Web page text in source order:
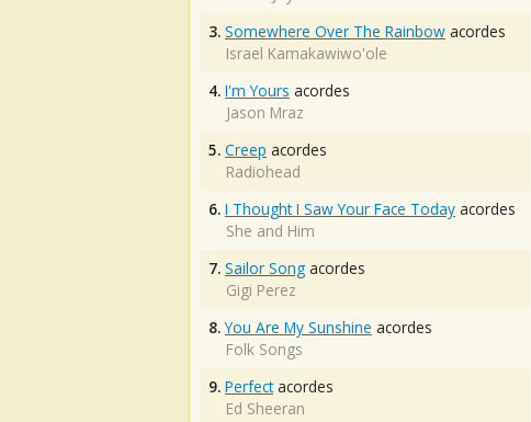
3. Somewhere Over The Rainbow acordes
Israel Kamakawiwo'ole
4. I'm Yours acordes
Jason Mraz
5. Creep acordes
Radiohead
6. I Thought I Saw Your Face Today acordes
She and Him
7. Sailor Song acordes
Gigi Perez
8. You Are My Sunshine acordes
Folk Songs
9. Perfectacordes
Ed Sheeran